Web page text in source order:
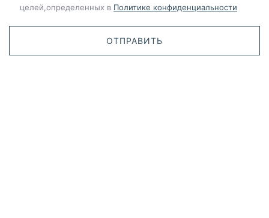
целей,определенных в Политике конфиденциальности